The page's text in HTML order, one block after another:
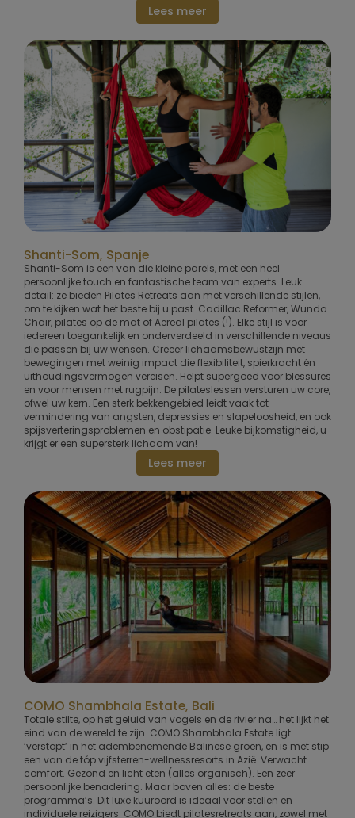
Lees meer
Shanti-Som, Spanje
Shanti-Som is een van die kleine parels, met een heel
persoonlijke touch en fantastische team van experts. Leuk
detail: ze bieden Pilates Retreats aan met verschillende stijlen,
om te kijken wat het beste bij u past. Cadillac Reformer, Wunda
Chair, pilates op de mat of Aereal pilates (!). Elke stijl is voor
iedereen toegankelijk en onderverdeeld in verschillende niveaus
die passen bij uw wensen. Creëer lichaamsbewustzijn met
bewegingen met weinig impact die flexibiliteit, spierkracht én
uithoudingsvermogen vereisen. Helpt supergoed voor blessures
en voor mensen met rugpijn. De pilateslessen versturen uw core,
ofwel uw kern. Een sterk bekkengebied leidt vaak tot
vermindering van angsten, depressies en slapeloosheid, en ook
spijsverteringsproblemen en obstipatie. Leuke bijkomstigheid, u
krijgt er een supersterk lichaam van!
Lees meer
COMO Shambhala Estate, Bali
Totale stilte, op het geluid van vogels en de rivier na… het lijkt het
eind van de wereld te zijn. COMO Shambhala Estate ligt
‘verstopt’ in het adembenemende Balinese groen, en is met stip
een van de tóp vijfsterren-wellnessresorts in Azië. Verwacht
comfort. Gezond en licht eten (alles organisch). Een zeer
persoonlijke benadering. Maar boven alles: de beste
programma’s. Dit luxe kuuroord is ideaal voor stellen en
individuele reizigers. COMO biedt pilatesretreats aan, zowel met